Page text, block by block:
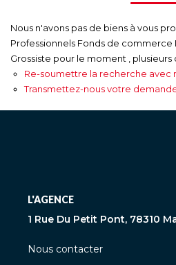
Créer une alerte
Nous n'avons pas de biens à vous
Professionnels Fonds de
Grossiste pour le moment , plusieurs
Re-soumettre la recherche avec
Transmettez-nous votre
L'AGENCE
1 Rue Du Petit Pont, 78310
Nous contacter